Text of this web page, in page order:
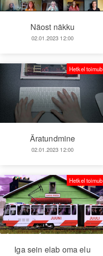
Näost näkku
02.01.2023 12:00
Äratundmine
02.01.2023 12:00
Hetkel toimub
Iga sein elab oma elu
Hetkel toimub